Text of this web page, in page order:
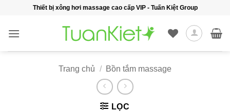
nội
Thiết bị xông hơi massage cao cấp VIP - Tuấn Kiệt Group
Trang chủ / Bồn tắm massage
LỌC